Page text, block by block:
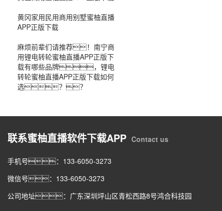
黄冈家用民用商用别墅蜜柚直播
APP正版下载
麻烦前辈们请推荐！南宁商
用锂电转轮蜜柚直播APP正版下
载有哪些品牌，锂电
转轮蜜柚直播APP正版下载如何
选？？
联系蜜柚直播软件下载APP Contact us
手机号：133-6050-3273
微信号：133-6050-3273
公司地址：广东深圳坪山区青松西路8号鸿合科技园